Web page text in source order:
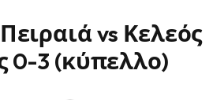
vs Κελεός
0-3 (κύπελλο)